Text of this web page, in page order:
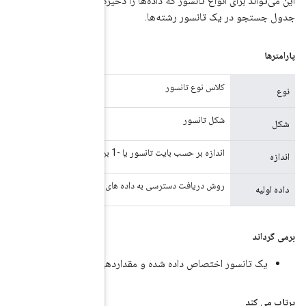
اختصاص داده شده برای مقداردهی اولیه
اولیه